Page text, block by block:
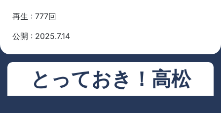
再生 : 777回
公開 : 2025.7.14
とっておき！高松